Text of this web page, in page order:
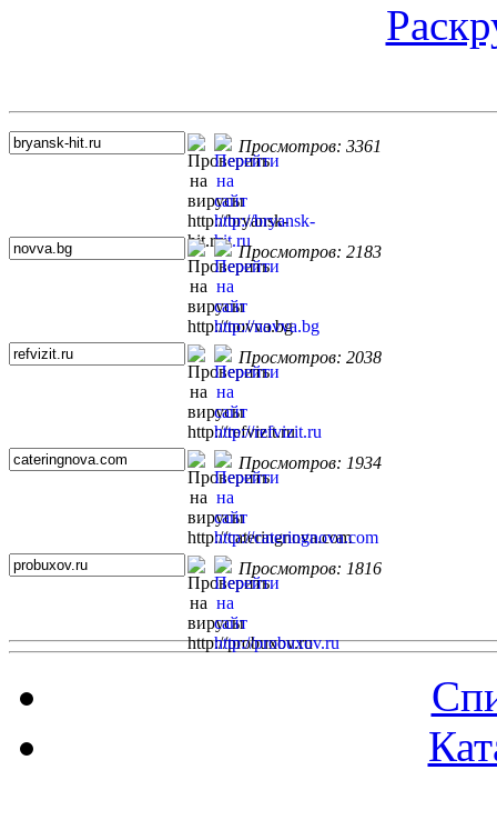
Просмотров: 3361
Просмотров: 2183
Просмотров: 2038
Просмотров: 1934
Просмотров: 1816